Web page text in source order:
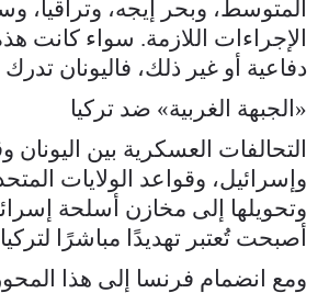
المتوسط، وبحر إيجه، وتراقيا،
الإجراءات اللازمة. سواء كانت
دفاعية أو غير ذلك، فاليونان
«الجبهة الغربية» ضد تركيا
التحالفات العسكرية بين
وإسرائيل، وقواعد الولايات
وتحويلها إلى مخازن أسلحة
أصبحت تُعتبر تهديدًا مباشرًا
ومع انضمام فرنسا إلى هذا